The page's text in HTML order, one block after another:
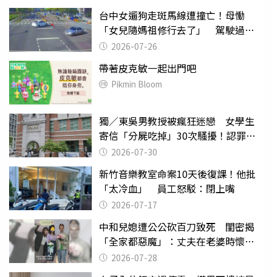
台中女遛狗走斑馬線遭撞亡！母慟
「女兒隨媽祖修行去了」 駕駛過失
致死判9月
2026-07-26
帶著皮克敏一起出門吧
Pikmin Bloom
獨／東吳男教授被瘋狂迷戀 女學生
寄信「分屍吃掉」30次騷擾！認罪免
關 2026-07-30
新竹音樂教室命案10天後復課！他批
「太冷血」 員工怒駁：閉上嘴
2026-07-17
中和兒媳遭公公砍百刀致死 閨密揭
「全家都惡魔」：丈夫在老婆時懷孕
摔東西
2026-07-28